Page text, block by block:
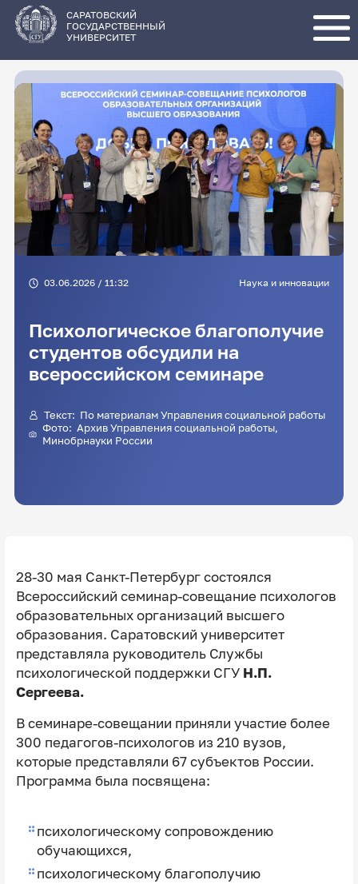
основному
содержанию
САРАТОВСКИЙ
ГОСУДАРСТВЕННЫЙ
УНИВЕРСИТЕТ
03.06.2026 / 11:32 Наука и инновации
Психологическое благополучие
студентов обсудили на
всероссийском семинаре
Текст: По материалам Управления социальной работы
Фото: Архив Управления социальной работы,
Минобрнауки России
28-30 мая Санкт-Петербург состоялся
Всероссийский семинар-совещание психологов
образовательных организаций высшего
образования. Саратовский университет
представляла руководитель Службы
психологической поддержки СГУ Н.П.
Сергеева.
В семинаре-совещании приняли участие более
300 педагогов-психологов из 210 вузов,
которые представляли 67 субъектов России.
Программа была посвящена:
психологическому сопровождению
обучающихся,
психологическому благополучию